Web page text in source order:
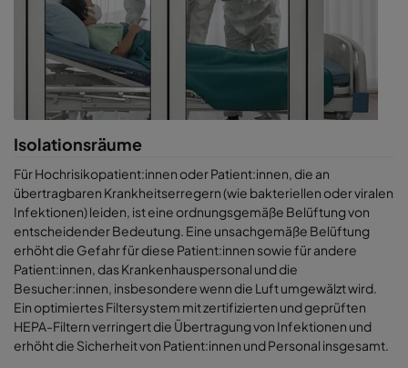
Isolationsräume
Für Hochrisikopatient:innen oder Patient:innen, die an
übertragbaren Krankheitserregern (wie bakteriellen oder viralen
Infektionen) leiden, ist eine ordnungsgemäße Belüftung von
entscheidender Bedeutung. Eine unsachgemäße Belüftung
erhöht die Gefahr für diese Patient:innen sowie für andere
Patient:innen, das Krankenhauspersonal und die
Besucher:innen, insbesondere wenn die Luft umgewälzt wird.
Ein optimiertes Filtersystem mit zertifizierten und geprüften
HEPA-Filtern verringert die Übertragung von Infektionen und
erhöht die Sicherheit von Patient:innen und Personal insgesamt.